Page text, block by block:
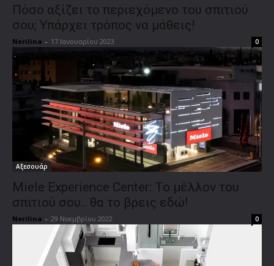
Πόσο αξίζει το περιεχόμενο του σπιτιού
σου; Υπάρχει τρόπος να μάθεις!
Nerilina - 17 Ιανουαρίου 2023 0
Αξεσουάρ
Miele Experience Center: Το μέλλον του
σπιτιού σου.. θα το βρεις εδώ!
Nerilina - 29 Νοεμβρίου 2022 0